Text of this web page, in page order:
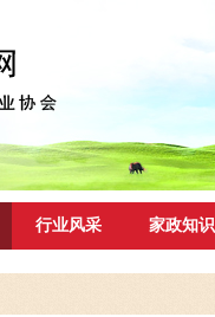
行业风采 家政知识